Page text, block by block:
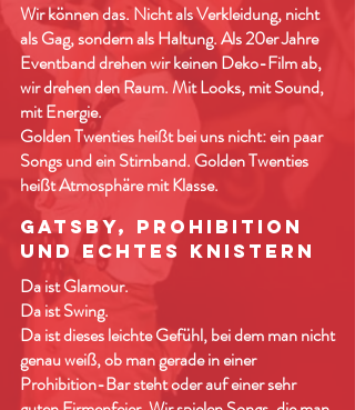
Wir können das. Nicht als Verkleidung, nicht
als Gag, sondern als Haltung. Als 20er Jahre
Eventband drehen wir keinen Deko-Film ab,
wir drehen den Raum. Mit Looks, mit Sound,
mit Energie.
Golden Twenties heißt bei uns nicht: ein paar
Songs und ein Stirnband. Golden Twenties
heißt Atmosphäre mit Klasse.
Gatsby, Prohibition
und echtes Knistern
Da ist Glamour.
Da ist Swing.
Da ist dieses leichte Gefühl, bei dem man nicht
genau weiß, ob man gerade in einer
Prohibition-Bar steht oder auf einer sehr